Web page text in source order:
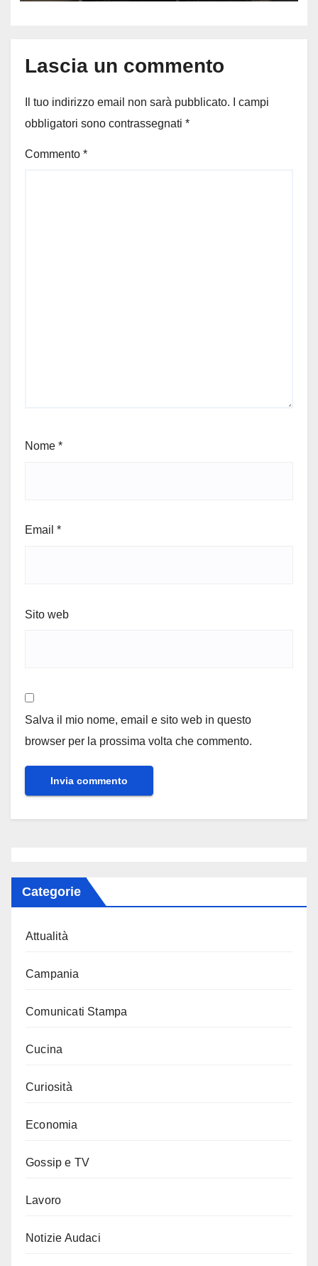
difende
Lascia un commento
Il tuo indirizzo email non sarà pubblicato.
I campi
obbligatori sono contrassegnati *
Commento *
Nome *
Email *
Sito web
Salva il mio nome, email e sito web in questo
browser per la prossima volta che commento.
Categorie
Attualità
Campania
Comunicati Stampa
Cucina
Curiosità
Economia
Gossip e TV
Lavoro
Notizie Audaci